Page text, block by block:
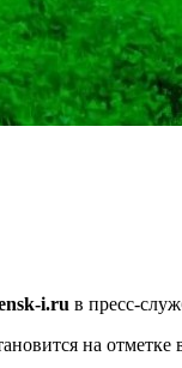
i.ru в пресс-
на отметке в